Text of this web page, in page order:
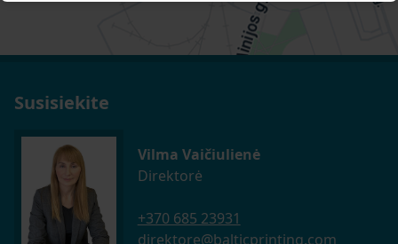
Susisiekite
Vilma Vaičiulienė
Direktorė
+370 685 23931
direktore@balticprinting.com